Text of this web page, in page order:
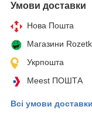
Умови доставки
Нова Пошта
Магазини
Укрпошта
Meest ПОШТА
Всі умови доставки